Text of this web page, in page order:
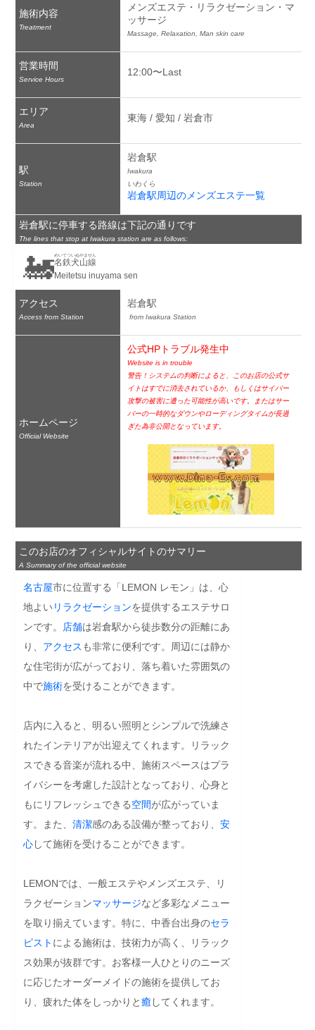
施術内容
Treatment
メンズエステ・リラクゼーション・マ
ッサージ
Massage, Relaxation, Man skin care
営業時間
Service Hours
12:00〜Last
エリア
Area
東海 / 愛知 / 岩倉市
駅
Station
岩倉駅
Iwakura
いわくら
岩倉駅周辺のメンズエステ一覧
岩倉駅に停車する路線は下記の通りです
The lines that stop at Iwakura station are as follows:
🚂名鉄犬山線
めいてついぬやません
Meitetsu inuyama sen
アクセス
Access from Station
岩倉駅
from Iwakura Station
ホームページ
Official Website
公式HPトラブル発生中
Website is in trouble
警告！システムの判断によると、このお店の公式サ
イトはすでに消去されているか、もしくはサイバー
攻撃の被害に遭った可能性が高いです。またはサー
バーの一時的なダウンやローディングタイムが長過
ぎた為非公開となっています。
このお店のオフィシャルサイトのサマリー
A Summary of the official website
名古屋市に位置する「LEMON レモン」は、心
地よい リラクゼーションを提供するエステサロ
ンです。
店舗は岩倉駅から徒歩数分の距離にあ
り、 アクセス も非常に便利です。周辺には静か
な住宅街が広がっており、落ち着いた雰囲気の
中で施術を受けることができます。
店内に入ると、明るい照明とシンプルで洗練さ
れたインテリアが出迎えてくれます。リラック
スできる音楽が流れる中、施術スペースはプラ
イバシーを考慮した設計となっており、心身と
もにリフレッシュできる空間が広がっていま
す。また、 清潔感のある設備が整っており、 安
心して施術を受けることができます。
LEMONでは、一般エステやメンズエステ、リ
ラクゼーションマッサージなど多彩なメニュー
を取り揃えています。特に、中香台出身のセラ
ピスト による施術は、技術力が高く、リラック
ス効果が抜群です。お客様一人ひとりのニーズ
に応じたオーダーメイドの施術を提供してお
り、疲れた体をしっかりと癒 してくれます。